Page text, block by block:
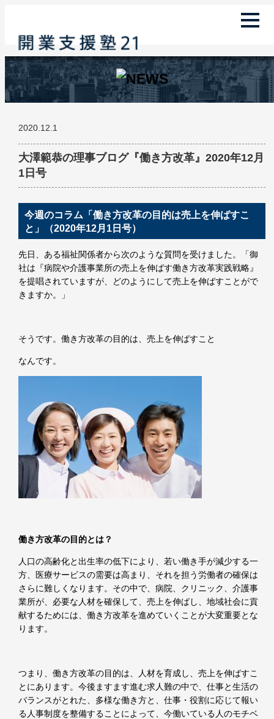
2020.12.1
大澤範恭の理事ブログ『働き方改革』2020年12月
1日号
今週のコラム「働き方改革の目的は売上を伸ばすこ
と」（2020年12月1日号）
先日、ある福祉関係者から次のような質問を受けました。「御
社は『病院や介護事業所の売上を伸ばす働き方改革実践戦略』
を提唱されていますが、どのようにして売上を伸ばすことがで
きますか。」
そうです。働き方改革の目的は、売上を伸ばすこと
なんです。
働き方改革の目的とは？
人口の高齢化と出生率の低下により、若い働き手が減少する一
方、医療サービスの需要は高まり、それを担う労働者の確保は
さらに難しくなります。その中で、病院、クリニック、介護事
業所が、必要な人材を確保して、売上を伸ばし、地域社会に貢
献するためには、働き方改革を進めていくことが大変重要とな
ります。
つまり、働き方改革の目的は、人材を育成し、売上を伸ばすこ
とにあります。今後ますます進む求人難の中で、仕事と生活の
バランスがとれた、多様な働き方と、仕事・役割に応じて報い
る人事制度を整備することによって、今働いている人のモチベ